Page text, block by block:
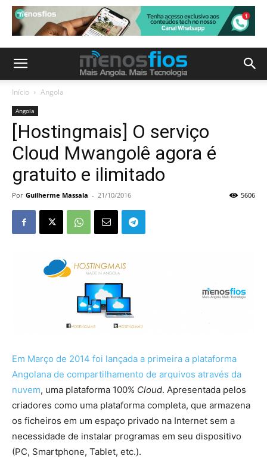
Início Angola
Angola
[Hostingmais] O serviço
Cloud Mwangolê agora é
gratuito e ilimitado
Por Guilherme Massala - 21/10/2016 5606
Em Março de 2014 foi lançada a primeira a plataforma
Angolana de compartilhamento de arquivos através da
nuvem, uma plataforma 100% Cloud. Apresentada pelos
criadores como uma plataforma completa, que armazena
os ficheiros em um espaço privado na Internet sem a
necessidade de instalar programas em seu dispositivo
(PC, Smartphone, Tablet, etc.).